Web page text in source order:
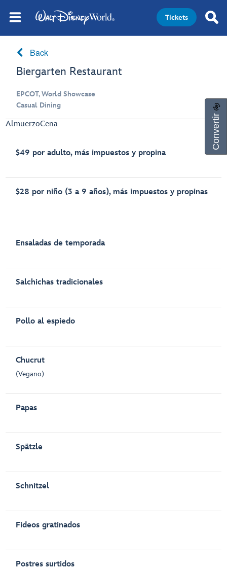
Tickets
Back
Biergarten Restaurant
EPCOT, World Showcase
Casual Dining
AlmuerzoCena
$49 por adulto, más impuestos y propina
$28 por niño (3 a 9 años), más impuestos y propinas
Ensaladas de temporada
Salchichas tradicionales
Pollo al espiedo
Chucrut
(Vegano)
Papas
Spätzle
Schnitzel
Fideos gratinados
Postres surtidos
Convertir